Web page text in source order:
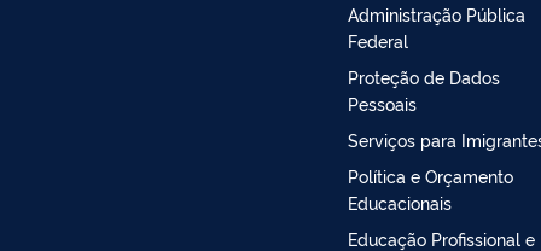
Administração Pública
Federal
Proteção de Dados
Pessoais
Serviços para
Política e Orçamento
Educacionais
Educação Profissional e